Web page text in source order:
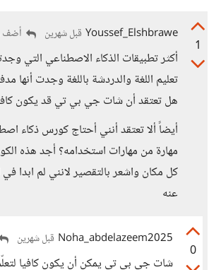
1
Youssef_Elshbrawe قبل شهرين أضف
أكثر تطبيقات الذكاء الاصطناعي التي
تعليم اللغة والدردشة باللغة وجدت أنها
هل تعتقد أن شات جي بي تي قد يكون
أيضاً ألا تعتقد أنني أحتاج كورس ذكاء
مهارة من مهارات استخدامه؟ أجد هذه
كل مكان واشعر بالتقصير لانني لم ابدا
عنه
0
Noha_abdelazeem2025 قبل شهرين
شات جي بي تي يمكن أن يكون كافيا